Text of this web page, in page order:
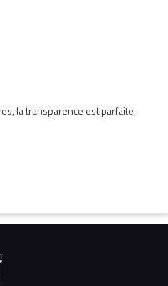
la transparence est parfaite.